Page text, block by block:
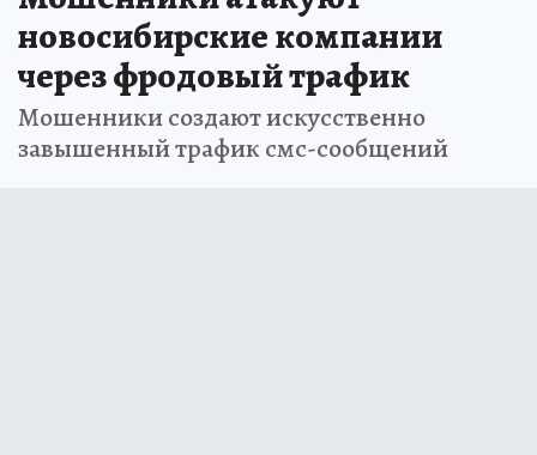
новосибирские компании
через фродовый трафик
Мошенники создают искусственно
завышенный трафик смс-сообщений